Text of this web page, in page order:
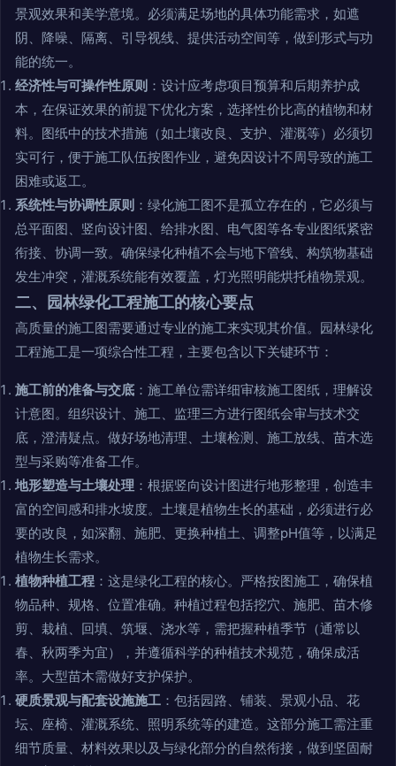
景观效果和美学意境。必须满足场地的具体功能需求，如遮
阴、降噪、隔离、引导视线、提供活动空间等，做到形式与功
能的统一。
经济性与可操作性原则 ：设计应考虑项目预算和后期养护成
本，在保证效果的前提下优化方案，选择性价比高的植物和材
料。图纸中的技术措施（如土壤改良、支护、灌溉等）必须切
实可行，便于施工队伍按图作业，避免因设计不周导致的施工
困难或返工。
系统性与协调性原则 ：绿化施工图不是孤立存在的，它必须与
总平面图、竖向设计图、给排水图、电气图等各专业图纸紧密
衔接、协调一致。确保绿化种植不会与地下管线、构筑物基础
发生冲突，灌溉系统能有效覆盖，灯光照明能烘托植物景观。
二、园林绿化工程施工的核心要点
高质量的施工图需要通过专业的施工来实现其价值。园林绿化
工程施工是一项综合性工程，主要包含以下关键环节：
施工前的准备与交底 ：施工单位需详细审核施工图纸，理解设
计意图。组织设计、施工、监理三方进行图纸会审与技术交
底，澄清疑点。做好场地清理、土壤检测、施工放线、苗木选
型与采购等准备工作。
地形塑造与土壤处理 ：根据竖向设计图进行地形整理，创造丰
富的空间感和排水坡度。土壤是植物生长的基础，必须进行必
要的改良，如深翻、施肥、更换种植土、调整pH值等，以满足
植物生长需求。
植物种植工程 ：这是绿化工程的核心。严格按图施工，确保植
物品种、规格、位置准确。种植过程包括挖穴、施肥、苗木修
剪、栽植、回填、筑堰、浇水等，需把握种植季节（通常以
春、秋两季为宜），并遵循科学的种植技术规范，确保成活
率。大型苗木需做好支护保护。
硬质景观与配套设施施工 ：包括园路、铺装、景观小品、花
坛、座椅、灌溉系统、照明系统等的建造。这部分施工需注重
细节质量、材料效果以及与绿化部分的自然衔接，做到坚固耐